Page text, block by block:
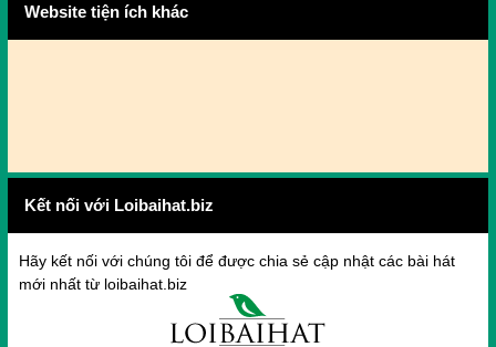
Website tiện ích khác
Kết nối với Loibaihat.biz
Hãy kết nối với chúng tôi để được chia sẻ cập nhật các bài hát
mới nhất từ loibaihat.biz